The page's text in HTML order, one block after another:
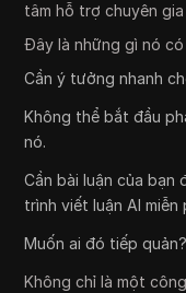
tâm hỗ trợ chuyên
Đây là những gì nó
Cần ý tưởng nhanh
Không thể bắt đầu
nó.
Cần bài luận của
trình viết luận AI miễn
Muốn ai đó tiếp
Không chỉ là một